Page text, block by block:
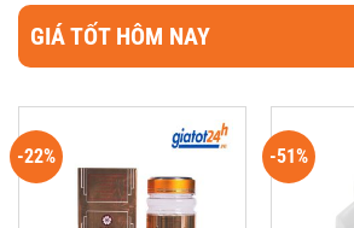
GIÁ TỐT HÔM NAY
-22% -51%